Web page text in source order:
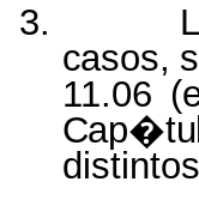
3.
casos,
11.06 (
distintos